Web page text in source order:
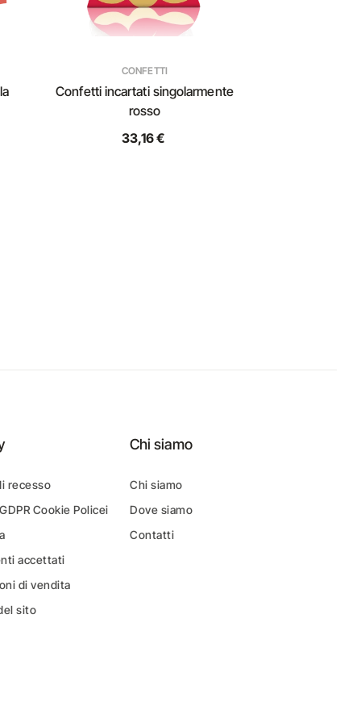
CONFETTI
Confetti incartati singolarmente
rosso
33,16 €
recesso
Cookie Policei
accettati
di vendita
sito
Chi siamo
Chi siamo
Dove siamo
Contatti